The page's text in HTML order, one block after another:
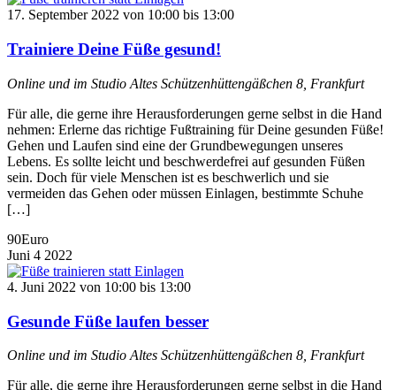
17. September 2022 von 10:00 bis 13:00
Trainiere Deine Füße gesund!
Online und im Studio Altes Schützenhüttengäßchen 8, Frankfurt
Für alle, die gerne ihre Herausforderungen gerne selbst in die Hand
nehmen: Erlerne das richtige Fußtraining für Deine gesunden Füße!
Gehen und Laufen sind eine der Grundbewegungen unseres
Lebens. Es sollte leicht und beschwerdefrei auf gesunden Füßen
sein. Doch für viele Menschen ist es beschwerlich und sie
vermeiden das Gehen oder müssen Einlagen, bestimmte Schuhe
[…]
90Euro
Juni 4 2022
4. Juni 2022 von 10:00 bis 13:00
Gesunde Füße laufen besser
Online und im Studio Altes Schützenhüttengäßchen 8, Frankfurt
Für alle, die gerne ihre Herausforderungen gerne selbst in die Hand